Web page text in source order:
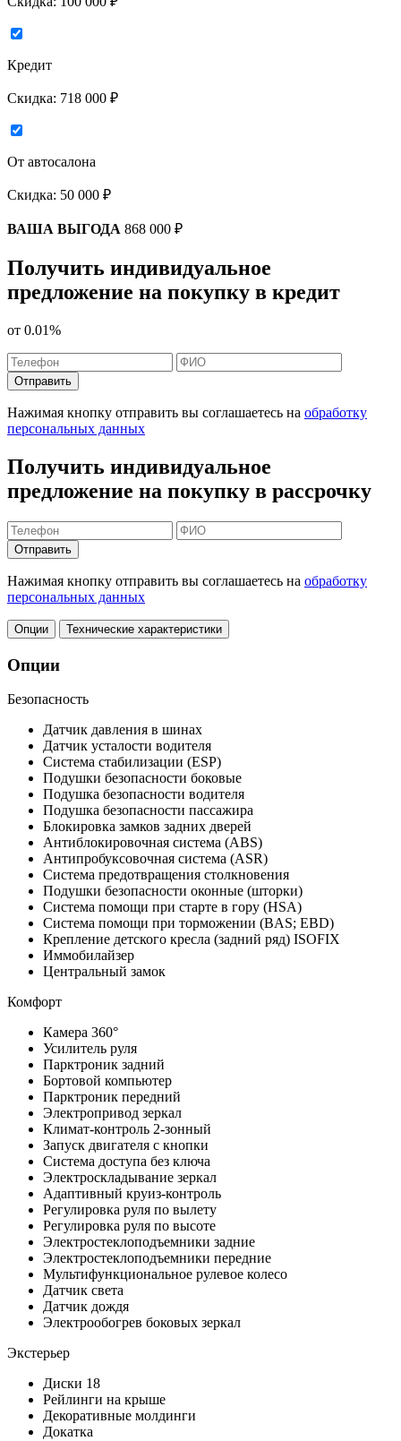
Кредит
Скидка: 718 000 ₽
От автосалона
Скидка: 50 000 ₽
ВАША ВЫГОДА 868 000 ₽
Получить индивидуальное
предложение на покупку в кредит
от 0.01%
Отправить
Нажимая кнопку отправить вы соглашаетесь на обработку
персональных данных
Получить индивидуальное
предложение на покупку в рассрочку
Отправить
Нажимая кнопку отправить вы соглашаетесь на обработку
персональных данных
Опции Технические характеристики
Опции
Безопасность
Датчик давления в шинах
Датчик усталости водителя
Система стабилизации (ESP)
Подушки безопасности боковые
Подушка безопасности водителя
Подушка безопасности пассажира
Блокировка замков задних дверей
Антиблокировочная система (ABS)
Антипробуксовочная система (ASR)
Система предотвращения столкновения
Подушки безопасности оконные (шторки)
Система помощи при старте в гору (HSA)
Система помощи при торможении (BAS; EBD)
Крепление детского кресла (задний ряд) ISOFIX
Иммобилайзер
Центральный замок
Комфорт
Камера 360°
Усилитель руля
Парктроник задний
Бортовой компьютер
Парктроник передний
Электропривод зеркал
Климат-контроль 2-зонный
Запуск двигателя с кнопки
Система доступа без ключа
Электроскладывание зеркал
Адаптивный круиз-контроль
Регулировка руля по вылету
Регулировка руля по высоте
Электростеклоподъемники задние
Электростеклоподъемники передние
Мультифункциональное рулевое колесо
Датчик света
Датчик дождя
Электрообогрев боковых зеркал
Экстерьер
Диски 18
Рейлинги на крыше
Декоративные молдинги
Докатка